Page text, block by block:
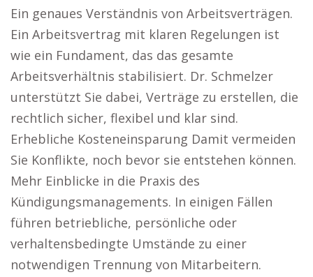
Ein genaues Verständnis von Arbeitsverträgen.
Ein Arbeitsvertrag mit klaren Regelungen ist
wie ein Fundament, das das gesamte
Arbeitsverhältnis stabilisiert. Dr. Schmelzer
unterstützt Sie dabei, Verträge zu erstellen, die
rechtlich sicher, flexibel und klar sind.
Erhebliche Kosteneinsparung Damit vermeiden
Sie Konflikte, noch bevor sie entstehen können.
Mehr Einblicke in die Praxis des
Kündigungsmanagements. In einigen Fällen
führen betriebliche, persönliche oder
verhaltensbedingte Umstände zu einer
notwendigen Trennung von Mitarbeitern.